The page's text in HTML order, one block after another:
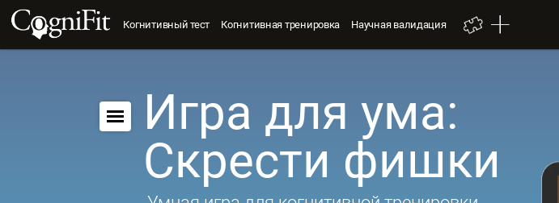
Когнитивный тест Когнитивная тренировка Научная валидация
Игра для ума:
Скрести фишки